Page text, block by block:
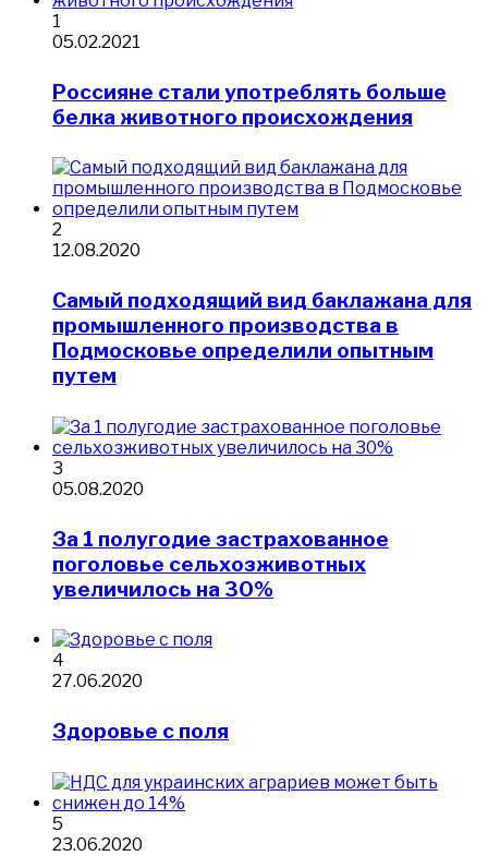
1
05.02.2021
Россияне стали употреблять больше
белка животного происхождения
2
12.08.2020
Самый подходящий вид баклажана для
промышленного производства в
Подмосковье определили опытным
путем
3
05.08.2020
За 1 полугодие застрахованное
поголовье сельхозживотных
увеличилось на 30%
4
27.06.2020
Здоровье с поля
5
23.06.2020